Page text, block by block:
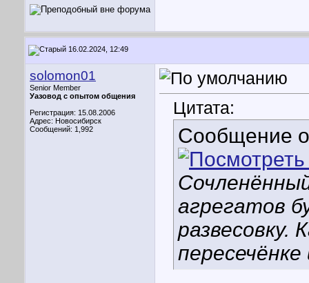
16.02.2024, 12:49
solomon01
Senior Member
Уазовод с опытом общения
Регистрация: 15.08.2006
Адрес: Новосибирск
Сообщений: 1,992
Цитата:
Сообщение
агрегатов
развесовку.